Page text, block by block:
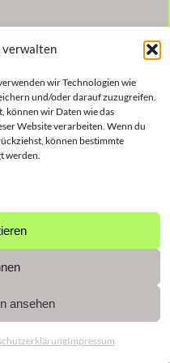
verwalten
wir Technologien wie
und/oder darauf zuzugreifen.
können wir Daten wie das
Website verarbeiten. Wenn du
können bestimmte
werden.
ansehen
Impressum